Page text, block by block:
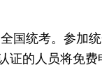
国统考。参加
证的人员将免